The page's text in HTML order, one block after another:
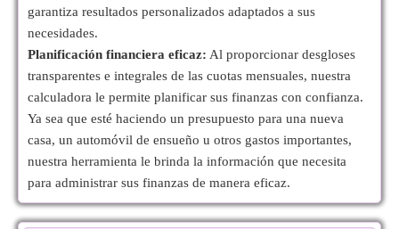
garantiza resultados personalizados adaptados a sus
necesidades.
Planificación financiera eficaz: Al proporcionar desgloses
transparentes e integrales de las cuotas mensuales, nuestra
calculadora le permite planificar sus finanzas con confianza.
Ya sea que esté haciendo un presupuesto para una nueva
casa, un automóvil de ensueño u otros gastos importantes,
nuestra herramienta le brinda la información que necesita
para administrar sus finanzas de manera eficaz.